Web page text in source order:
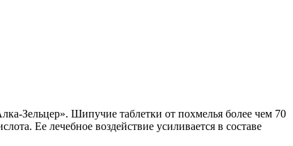
Зельцер». Шипучие таблетки от похмелья более чем 70
Ее лечебное воздействие усиливается в составе